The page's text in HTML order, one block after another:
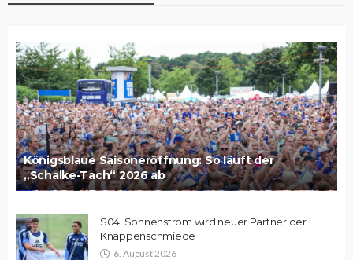
Königsblaue Saisoneröffnung: So läuft der
„Schalke-Tach“ 2026 ab
S04: Sonnenstrom wird neuer Partner der
Knappenschmiede
6. August 2026